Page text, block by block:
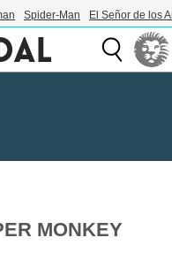
Spider-Man El Señor de los
MONKEY